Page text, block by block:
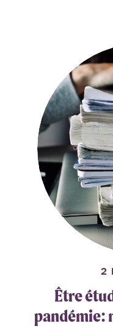
2
Être
pandémie: